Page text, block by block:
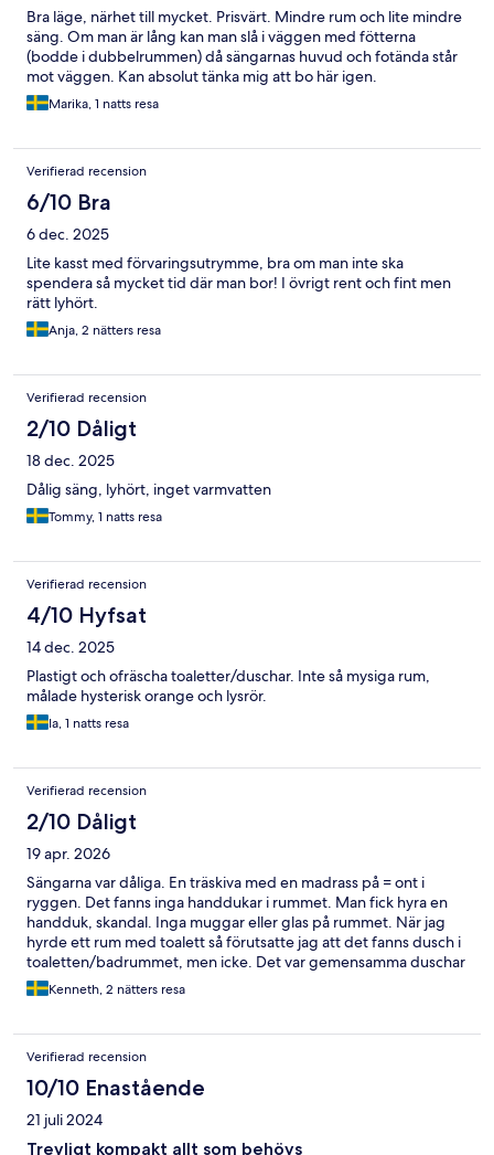
Bra läge, närhet till mycket. Prisvärt. Mindre rum och lite mindre
säng. Om man är lång kan man slå i väggen med fötterna
(bodde i dubbelrummen) då sängarnas huvud och fotända står
mot väggen. Kan absolut tänka mig att bo här igen.
Marika, 1 natts resa
Verifierad recension
6/10 Bra
6 dec. 2025
Lite kasst med förvaringsutrymme, bra om man inte ska
spendera så mycket tid där man bor! I övrigt rent och fint men
rätt lyhört.
Anja, 2 nätters resa
Verifierad recension
2/10 Dåligt
18 dec. 2025
Dålig säng, lyhört, inget varmvatten
Tommy, 1 natts resa
Verifierad recension
4/10 Hyfsat
14 dec. 2025
Plastigt och ofräscha toaletter/duschar. Inte så mysiga rum,
målade hysterisk orange och lysrör.
Ia, 1 natts resa
Verifierad recension
2/10 Dåligt
19 apr. 2026
Sängarna var dåliga. En träskiva med en madrass på = ont i
ryggen. Det fanns inga handdukar i rummet. Man fick hyra en
handduk, skandal. Inga muggar eller glas på rummet. När jag
hyrde ett rum med toalett så förutsatte jag att det fanns dusch i
toaletten/badrummet, men icke. Det var gemensamma duschar
som gällde. Mycket oljud utanför rummen iform av hög musik
och liv/stök från människor. Så det blev inte mycket sömn.
inget positivt att säga om hotellet/hostel förutom att det låg
ganska centralt. Kan inte rekommendera Copenhagen Down
Town.
Kenneth, 2 nätters resa
Verifierad recension
10/10 Enastående
21 juli 2024
Trevligt kompakt allt som behövs